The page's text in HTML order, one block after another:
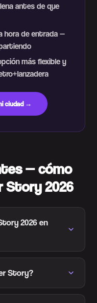
antes de que
hora de entrada —
más flexible y
ciudad →
— cómo
Story 2026
2026 en
Story?